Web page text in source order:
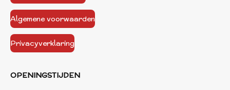
Algemene voorwaarden
Privacyverklaring
OPENINGSTIJDEN